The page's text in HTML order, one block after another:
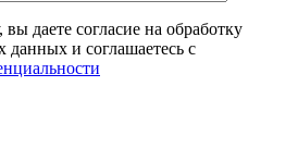
даете согласие на обработку
данных и соглашаетесь с